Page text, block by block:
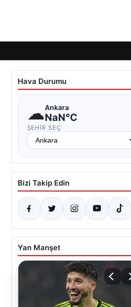
Hava Durumu
☁Ankara
NaN°C
ŞEHIR SEÇ
Bizi Takip Edin
Yan Manşet